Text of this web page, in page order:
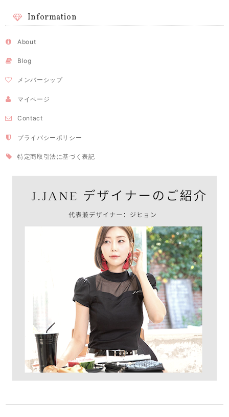
Information
About
Blog
メンバーシップ
マイページ
Contact
プライバシーポリシー
特定商取引法に基づく表記